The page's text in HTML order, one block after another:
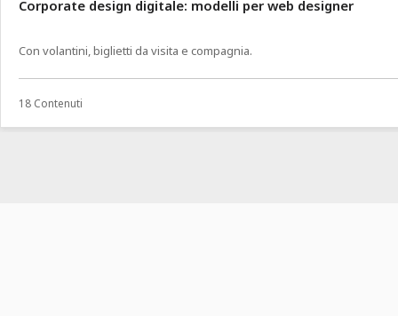
Corporate design digitale: modelli per web designer
Con volantini, biglietti da visita e compagnia.
18 Contenuti